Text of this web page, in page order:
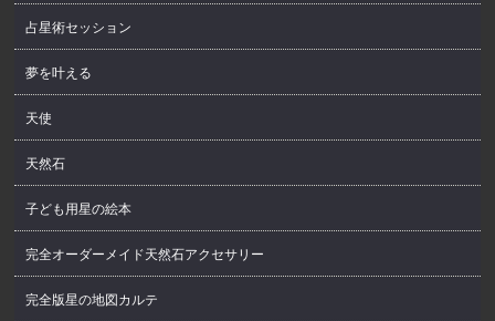
占星術セッション
夢を叶える
天使
天然石
子ども用星の絵本
完全オーダーメイド天然石アクセサリー
完全版星の地図カルテ